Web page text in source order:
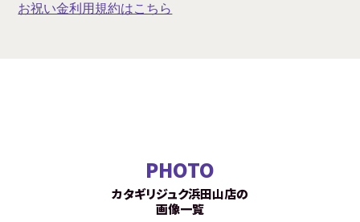
お祝い金利用規約はこちら
PHOTO
カタギリジュク浜田山店の
画像一覧